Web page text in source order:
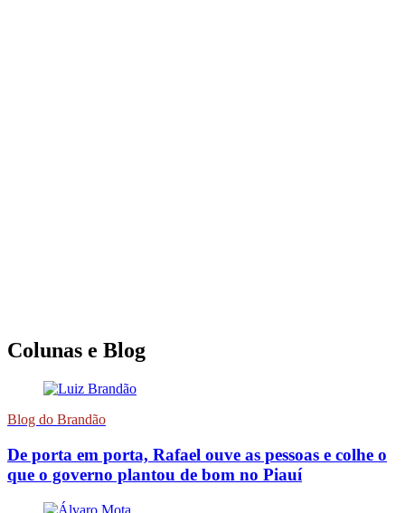
Colunas e Blog
Blog do Brandão
De porta em porta, Rafael ouve as pessoas e colhe o
que o governo plantou de bom no Piauí